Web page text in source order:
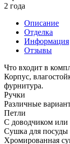
2 года
Описание
Отделка
Информация
Отзывы
Что входит в
Корпус,
фурнитура.
Ручки
Различные
Петли
С доводчиком или
Сушка для посуды
Хромированная